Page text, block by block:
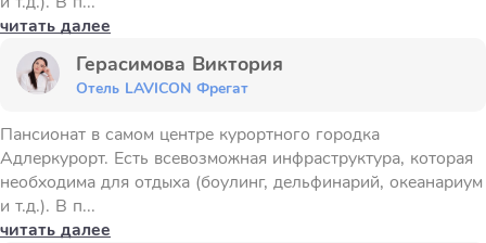
читать далее
Герасимова Виктория
Отель LAVICON Фрегат
Пансионат в самом центре курортного городка
Адлеркурорт. Есть всевозможная инфраструктура, которая
необходима для отдыха (боулинг, дельфинарий, океанариум
и т.д.). В п...
читать далее